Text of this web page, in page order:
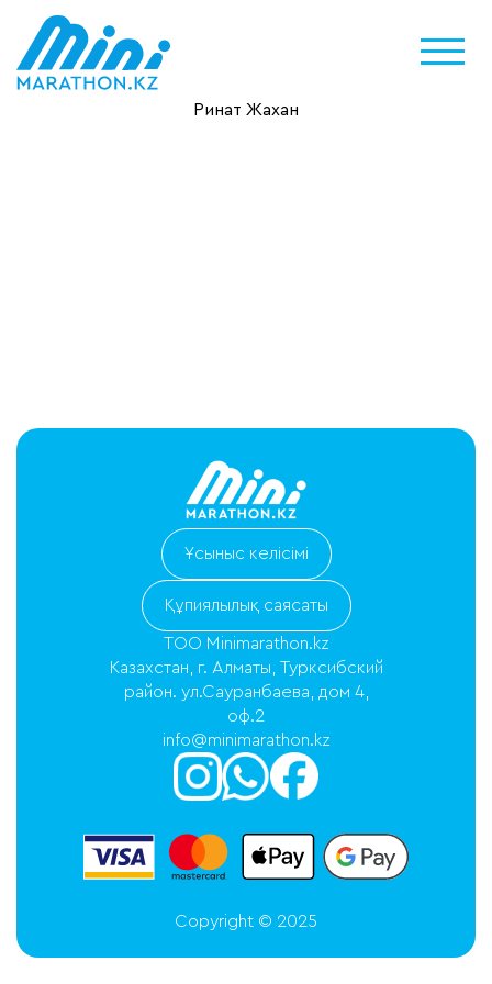
Ринат Жахан
Ұсыныс келісімі
Құпиялылық саясаты
ТОО Minimarathon.kz
Казахстан, г. Алматы, Турксибский
район. ул.Сауранбаева, дом 4,
оф.2
info@minimarathon.kz
Copyright © 2025